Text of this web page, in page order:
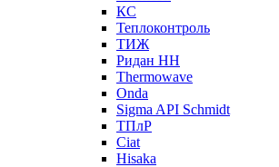
КС
Теплоконтроль
ТИЖ
Ридан НН
Thermowave
Onda
Sigma API Schmidt
ТПлР
Ciat
Hisaka